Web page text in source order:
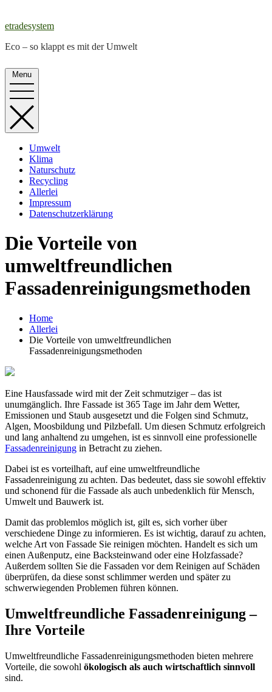
content
etradesystem
Eco – so klappt es mit der Umwelt
Menu
Umwelt
Klima
Naturschutz
Recycling
Allerlei
Impressum
Datenschutzerklärung
Die Vorteile von
umweltfreundlichen
Fassadenreinigungsmethoden
Home
Allerlei
Die Vorteile von umweltfreundlichen
Fassadenreinigungsmethoden
Eine Hausfassade wird mit der Zeit schmutziger – das ist
unumgänglich. Ihre Fassade ist 365 Tage im Jahr dem Wetter,
Emissionen und Staub ausgesetzt und die Folgen sind Schmutz,
Algen, Moosbildung und Pilzbefall. Um diesen Schmutz erfolgreich
und lang anhaltend zu umgehen, ist es sinnvoll eine professionelle
Fassadenreinigung in Betracht zu ziehen.
Dabei ist es vorteilhaft, auf eine umweltfreundliche
Fassadenreinigung zu achten. Das bedeutet, dass sie sowohl effektiv
und schonend für die Fassade als auch unbedenklich für Mensch,
Umwelt und Bauwerk ist.
Damit das problemlos möglich ist, gilt es, sich vorher über
verschiedene Dinge zu informieren. Es ist wichtig, darauf zu achten,
welche Art von Fassade Sie reinigen möchten. Handelt es sich um
einen Außenputz, eine Backsteinwand oder eine Holzfassade?
Außerdem sollten Sie die Fassaden vor dem Reinigen auf Schäden
überprüfen, da diese sonst schlimmer werden und später zu
schwerwiegenden Problemen führen können.
Umweltfreundliche Fassadenreinigung –
Ihre Vorteile
Umweltfreundliche Fassadenreinigungsmethoden bieten mehrere
Vorteile, die sowohl ökologisch als auch wirtschaftlich sinnvoll
sind.